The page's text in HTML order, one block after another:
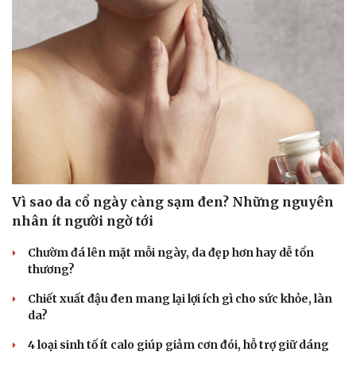
Vì sao da cổ ngày càng sạm đen? Những nguyên
nhân ít người ngờ tới
Chườm đá lên mặt mỗi ngày, da đẹp hơn hay dễ tổn
thương?
Chiết xuất đậu đen mang lại lợi ích gì cho sức khỏe, làn
da?
4 loại sinh tố ít calo giúp giảm cơn đói, hỗ trợ giữ dáng